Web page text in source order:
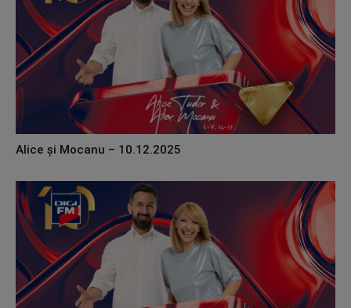
Alice și Mocanu – 10.12.2025